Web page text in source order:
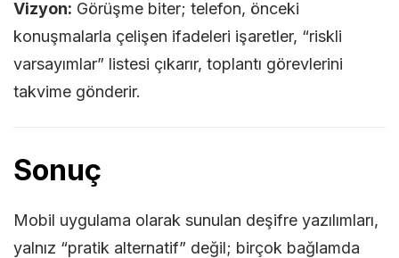
Vizyon: Görüşme biter; telefon, önceki
konuşmalarla çelişen ifadeleri işaretler, “riskli
varsayımlar” listesi çıkarır, toplantı görevlerini
takvime gönderir.
Sonuç
Mobil uygulama olarak sunulan deşifre yazılımları,
yalnız “pratik alternatif” değil; birçok bağlamda